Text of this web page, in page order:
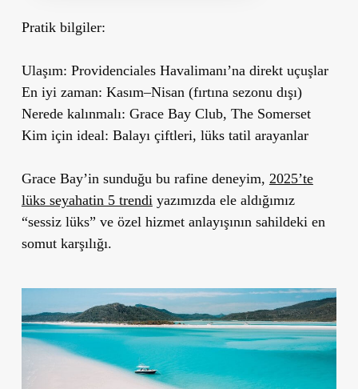
Pratik bilgiler:
Ulaşım: Providenciales Havalimanı’na direkt uçuşlar
En iyi zaman: Kasım–Nisan (fırtına sezonu dışı)
Nerede kalınmalı: Grace Bay Club, The Somerset
Kim için ideal: Balayı çiftleri, lüks tatil arayanlar
Grace Bay’in sunduğu bu rafine deneyim, 2025’te
lüks seyahatin 5 trendiyazımızda ele aldığımız
“sessiz lüks” ve özel hizmet anlayışının sahildeki en
somut karşılığı.